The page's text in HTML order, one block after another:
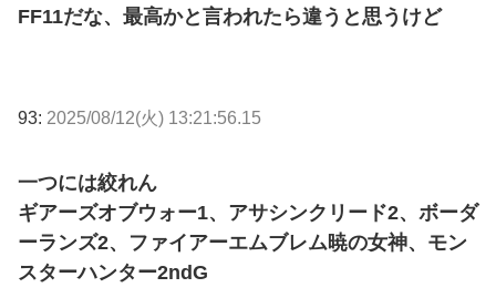
FF11だな、最高かと言われたら違うと思うけど
93: 2025/08/12(火) 13:21:56.15
一つには絞れん
ギアーズオブウォー1、アサシンクリード2、ボーダ
ーランズ2、ファイアーエムブレム暁の女神、モン
スターハンター2ndG